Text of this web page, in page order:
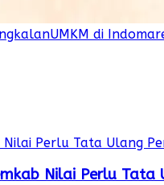
UMKM di
Nilai Perlu Tata